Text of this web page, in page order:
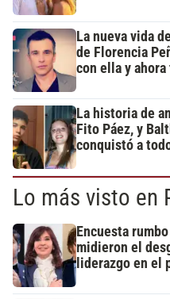
La nueva vida
de Florencia
con ella y
La historia de
Fito Páez, y
conquistó a
Lo más visto en
Encuesta
midieron el
liderazgo en el